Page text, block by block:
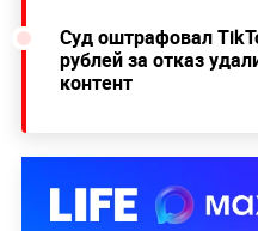
Суд оштрафовал
рублей за отказ
контент